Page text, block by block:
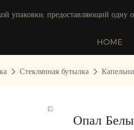
упаковки, предоставляющий одну
HOME
Стеклянная бутылка
Опал